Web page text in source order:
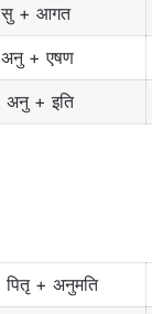
सु + आगत
अनु + एषण
अनु + इति
पितृ + अनुमति